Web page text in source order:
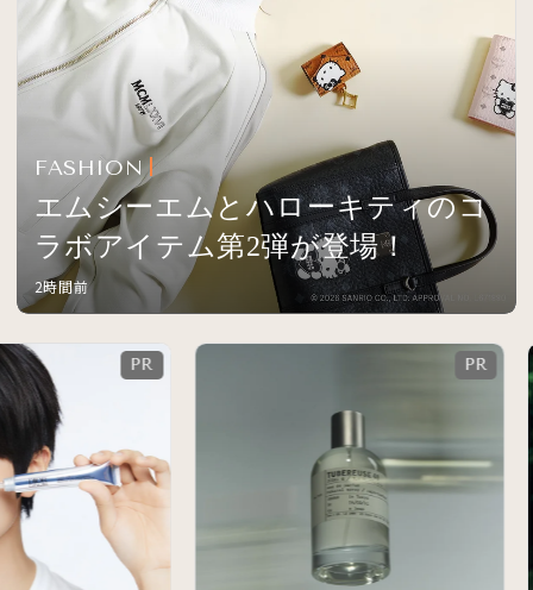
FASHION
エムシーエムとハローキティのコ
ラボアイテム第2弾が登場！
2時間前